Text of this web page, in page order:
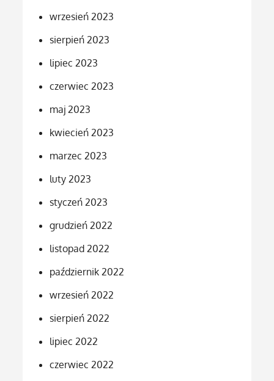
wrzesień 2023
sierpień 2023
lipiec 2023
czerwiec 2023
maj 2023
kwiecień 2023
marzec 2023
luty 2023
styczeń 2023
grudzień 2022
listopad 2022
październik 2022
wrzesień 2022
sierpień 2022
lipiec 2022
czerwiec 2022